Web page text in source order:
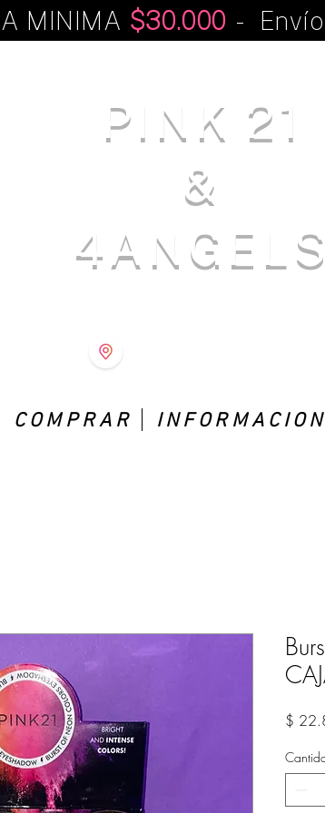
MINIMA $30.000 -
PINK 21
&
4ANGELS
C O M P R A R I N F O R M A C I O N
$